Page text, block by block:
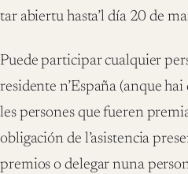
tar abiertu hasta’l día 20 de
Puede participar cualquier
residente n’España (anque
les persones que fueren
obligación de l’asistencia
premios o delegar nuna